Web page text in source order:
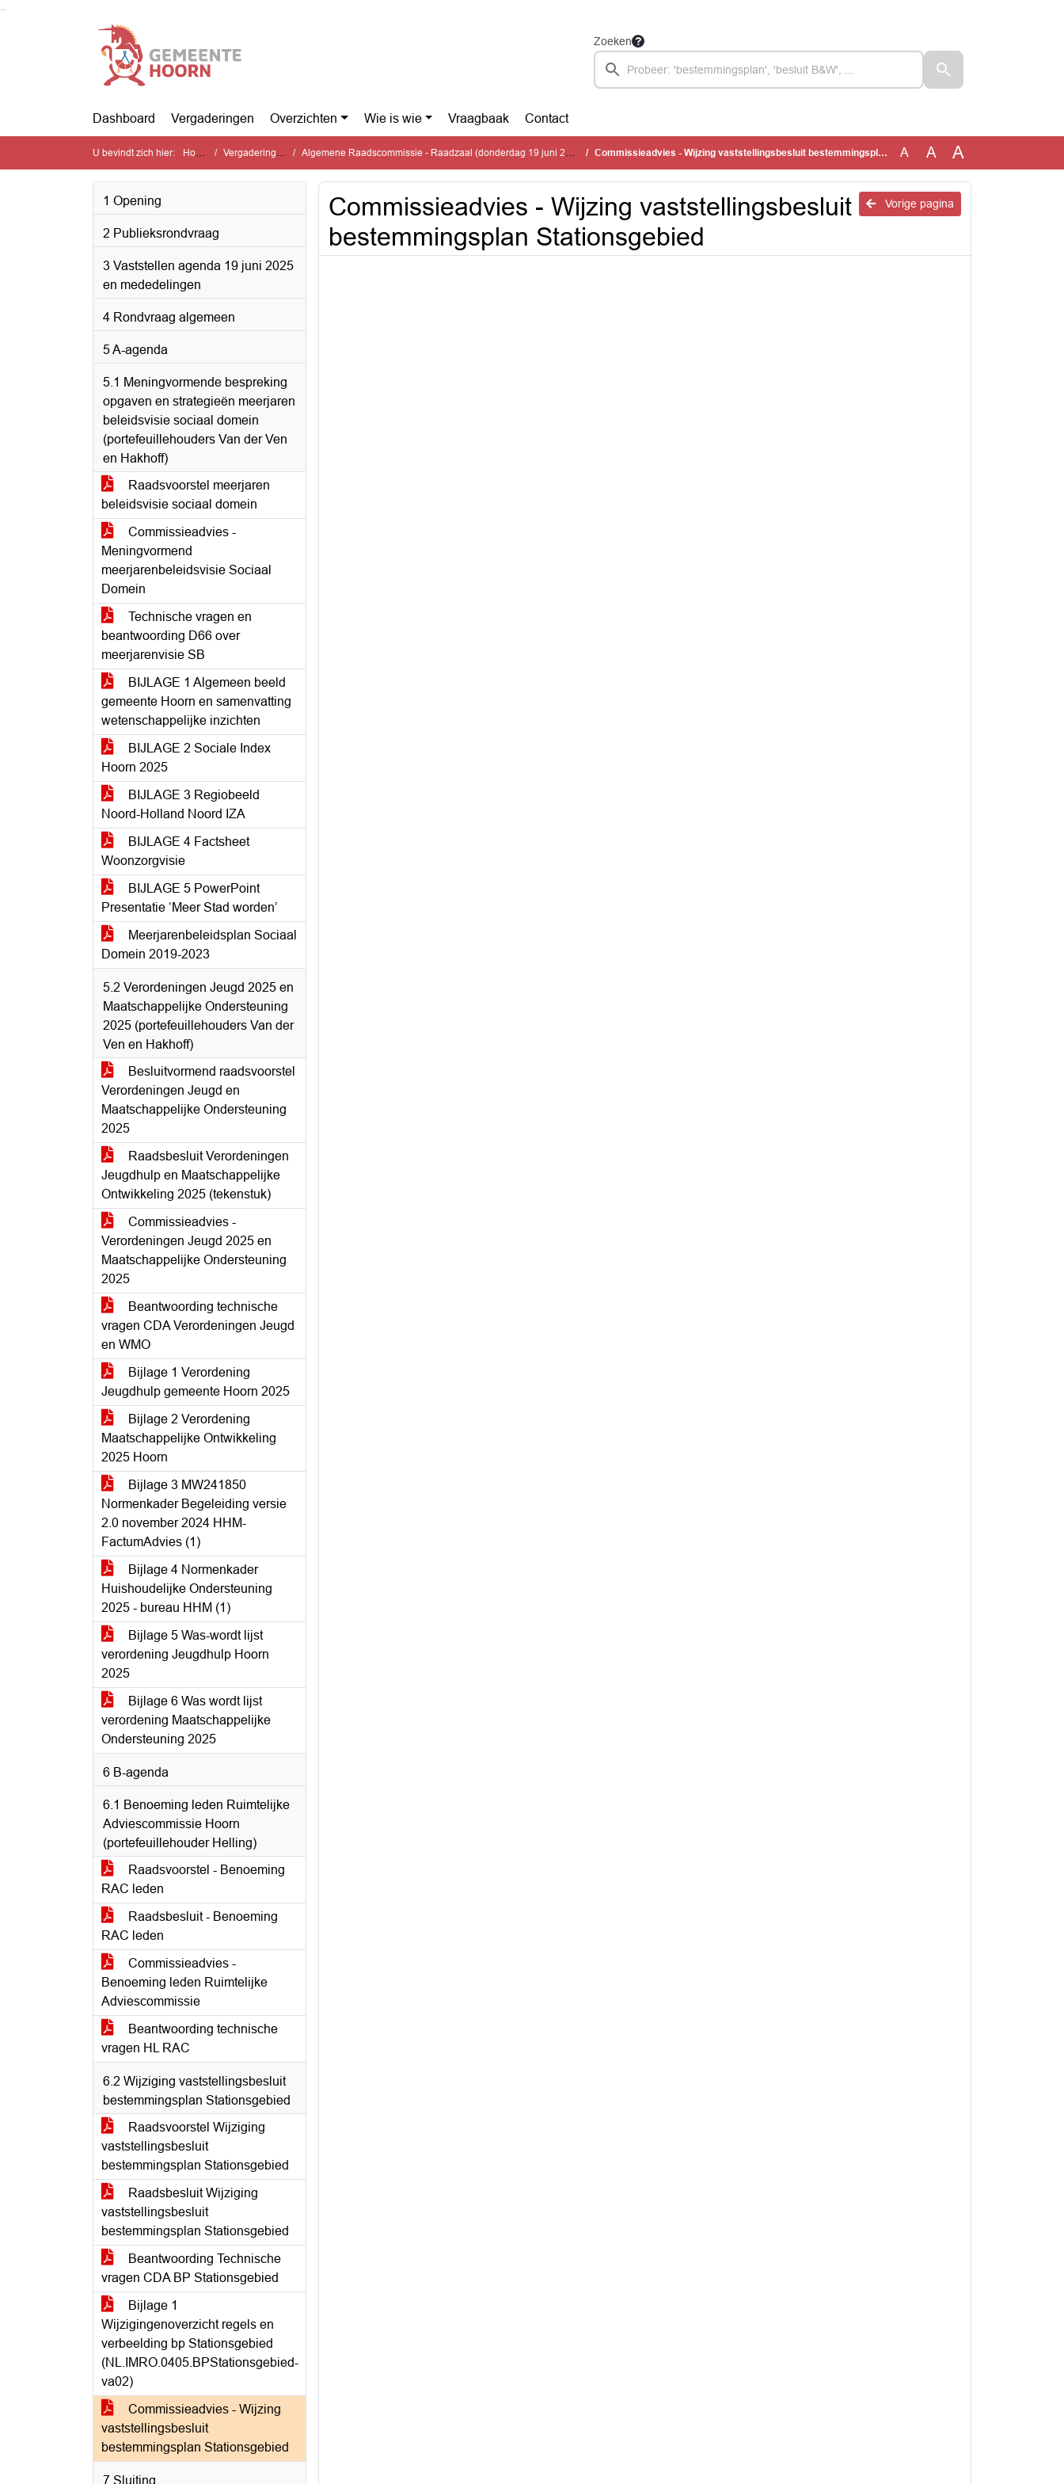
Zoeken
Dashboard Vergaderingen Overzichten Wie is wie Vraagbaak Contact
U bevindt zich hier: Home Vergaderingen Algemene Raadscommissie - Raadzaal (donderdag 19 juni 2025) Commissieadvies - Wijzing vaststellingsbesluit bestemmingsplan Stationsgebied A A A
1 Opening
2 Publieksrondvraag
3 Vaststellen agenda 19 juni 2025
en mededelingen
4 Rondvraag algemeen
5 A-agenda
5.1 Meningvormende bespreking
opgaven en strategieën meerjaren
beleidsvisie sociaal domein
(portefeuillehouders Van der Ven
en Hakhoff)
Raadsvoorstel meerjaren
beleidsvisie sociaal domein
Commissieadvies -
Meningvormend
meerjarenbeleidsvisie Sociaal
Domein
Technische vragen en
beantwoording D66 over
meerjarenvisie SB
BIJLAGE 1 Algemeen beeld
gemeente Hoorn en samenvatting
wetenschappelijke inzichten
BIJLAGE 2 Sociale Index
Hoorn 2025
BIJLAGE 3 Regiobeeld
Noord-Holland Noord IZA
BIJLAGE 4 Factsheet
Woonzorgvisie
BIJLAGE 5 PowerPoint
Presentatie ‘Meer Stad worden’
Meerjarenbeleidsplan Sociaal
Domein 2019-2023
5.2 Verordeningen Jeugd 2025 en
Maatschappelijke Ondersteuning
2025 (portefeuillehouders Van der
Ven en Hakhoff)
Besluitvormend raadsvoorstel
Verordeningen Jeugd en
Maatschappelijke Ondersteuning
2025
Raadsbesluit Verordeningen
Jeugdhulp en Maatschappelijke
Ontwikkeling 2025 (tekenstuk)
Commissieadvies -
Verordeningen Jeugd 2025 en
Maatschappelijke Ondersteuning
2025
Beantwoording technische
vragen CDA Verordeningen Jeugd
en WMO
Bijlage 1 Verordening
Jeugdhulp gemeente Hoorn 2025
Bijlage 2 Verordening
Maatschappelijke Ontwikkeling
2025 Hoorn
Bijlage 3 MW241850
Normenkader Begeleiding versie
2.0 november 2024 HHM-
FactumAdvies (1)
Bijlage 4 Normenkader
Huishoudelijke Ondersteuning
2025 - bureau HHM (1)
Bijlage 5 Was-wordt lijst
verordening Jeugdhulp Hoorn
2025
Bijlage 6 Was wordt lijst
verordening Maatschappelijke
Ondersteuning 2025
6 B-agenda
6.1 Benoeming leden Ruimtelijke
Adviescommissie Hoorn
(portefeuillehouder Helling)
Raadsvoorstel - Benoeming
RAC leden
Raadsbesluit - Benoeming
RAC leden
Commissieadvies -
Benoeming leden Ruimtelijke
Adviescommissie
Beantwoording technische
vragen HL RAC
6.2 Wijziging vaststellingsbesluit
bestemmingsplan Stationsgebied
Raadsvoorstel Wijziging
vaststellingsbesluit
bestemmingsplan Stationsgebied
Raadsbesluit Wijziging
vaststellingsbesluit
bestemmingsplan Stationsgebied
Beantwoording Technische
vragen CDA BP Stationsgebied
Bijlage 1
Wijzigingenoverzicht regels en
verbeelding bp Stationsgebied
(NL.IMRO.0405.BPStationsgebied-
va02)
Commissieadvies - Wijzing
vaststellingsbesluit
bestemmingsplan Stationsgebied
7 Sluiting
Vorige pagina
Commissieadvies - Wijzing vaststellingsbesluit
bestemmingsplan Stationsgebied